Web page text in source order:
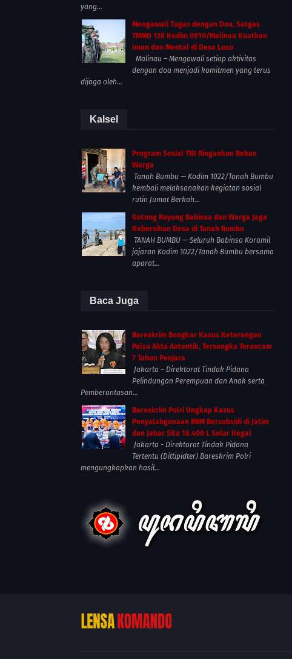
yang...
Mengawali Tugas dengan Doa, Satgas
TMMD 128 Kodim 0910/Malinau Kuatkan
Iman dan Mental di Desa Luso
Malinau – Mengawali setiap aktivitas
dengan doa menjadi komitmen yang terus
dijaga oleh...
Kalsel
Program Sosial TNI Ringankan Beban
Warga
Tanah Bumbu — Kodim 1022/Tanah Bumbu
kembali melaksanakan kegiatan sosial
rutin Jumat Berkah...
Gotong Royong Babinsa dan Warga Jaga
Kebersihan Desa di Tanah Bumbu
TANAH BUMBU — Seluruh Babinsa Koramil
jajaran Kodim 1022/Tanah Bumbu bersama
aparat...
Baca Juga
Bareskrim Bongkar Kasus Keterangan
Palsu Akta Autentik, Tersangka Terancam
7 Tahun Penjara
Jakarta – Direktorat Tindak Pidana
Pelindungan Perempuan dan Anak serta
Pemberantasan...
Bareskrim Polri Ungkap Kasus
Penyalahgunaan BBM Bersubsidi di Jatim
dan Jabar Sita 16.400 L Solar Ilegal
Jakarta - Direktorat Tindak Pidana
Tertentu (Dittipidter) Bareskrim Polri
mengungkapkan hasil...